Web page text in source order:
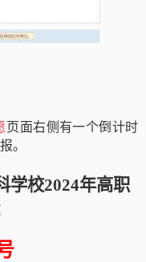
页面右侧有一个倒计时
。
学校2024年高职